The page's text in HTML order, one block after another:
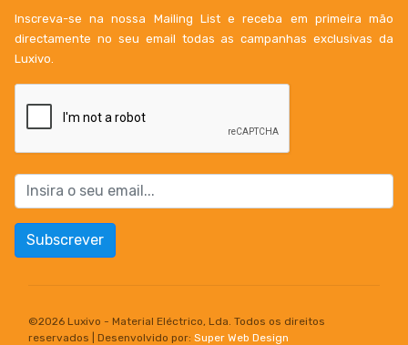
Inscreva-se na nossa Mailing List e receba em primeira mão
directamente no seu email todas as campanhas exclusivas da
Luxivo.
Subscrever
©2026 Luxivo - Material Eléctrico, Lda. Todos os direitos
reservados | Desenvolvido por: Super Web Design